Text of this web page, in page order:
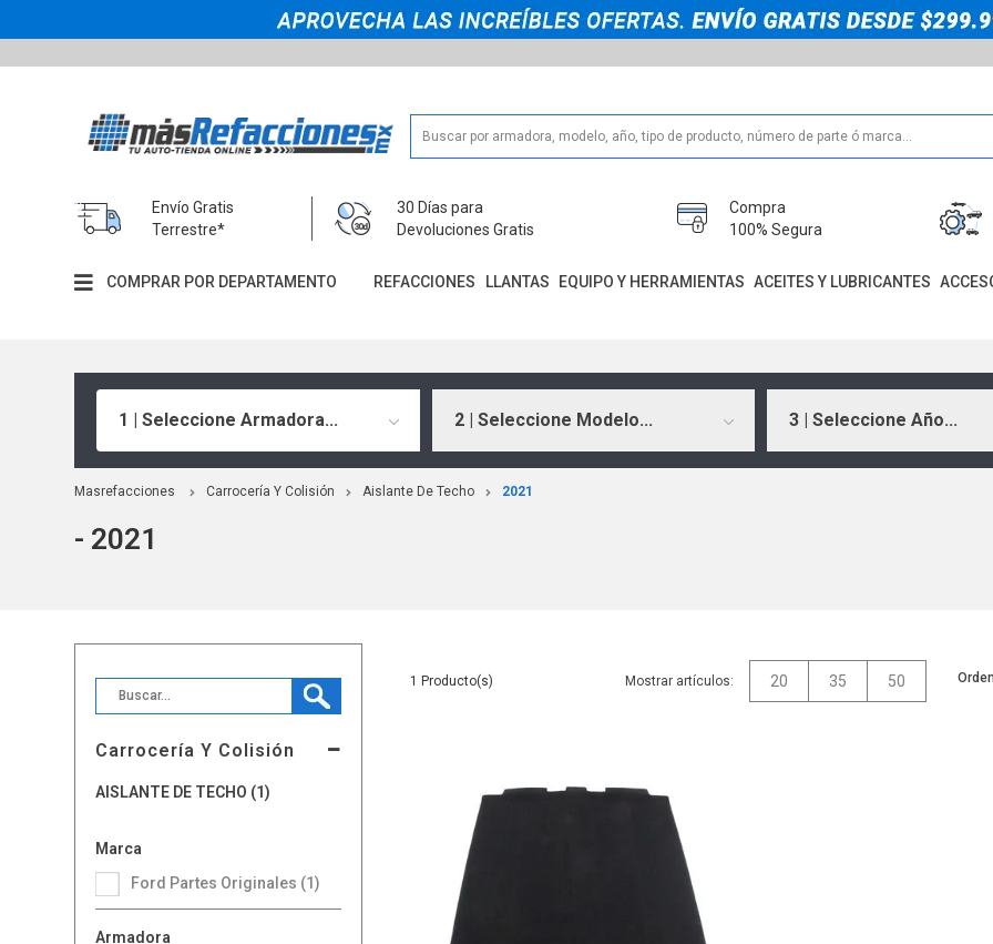
Envío Gratis
Terrestre*
30 Días para
Devoluciones Gratis
Compra
100% Segura
COMPRAR POR DEPARTAMENTO REFACCIONES LLANTAS EQUIPO Y HERRAMIENTAS ACEITES Y LUBRICANTES
1 | Seleccione Armadora... 2 | Seleccione Modelo... 3 | Seleccione Año...
Masrefacciones Carrocería Y Colisión Aislante De Techo 2021
- 2021
Carrocería Y Colisión
AISLANTE DE TECHO (1)
Marca
Ford Partes Originales (1)
Armadora
1 Mostrar artículos: 20 35 50